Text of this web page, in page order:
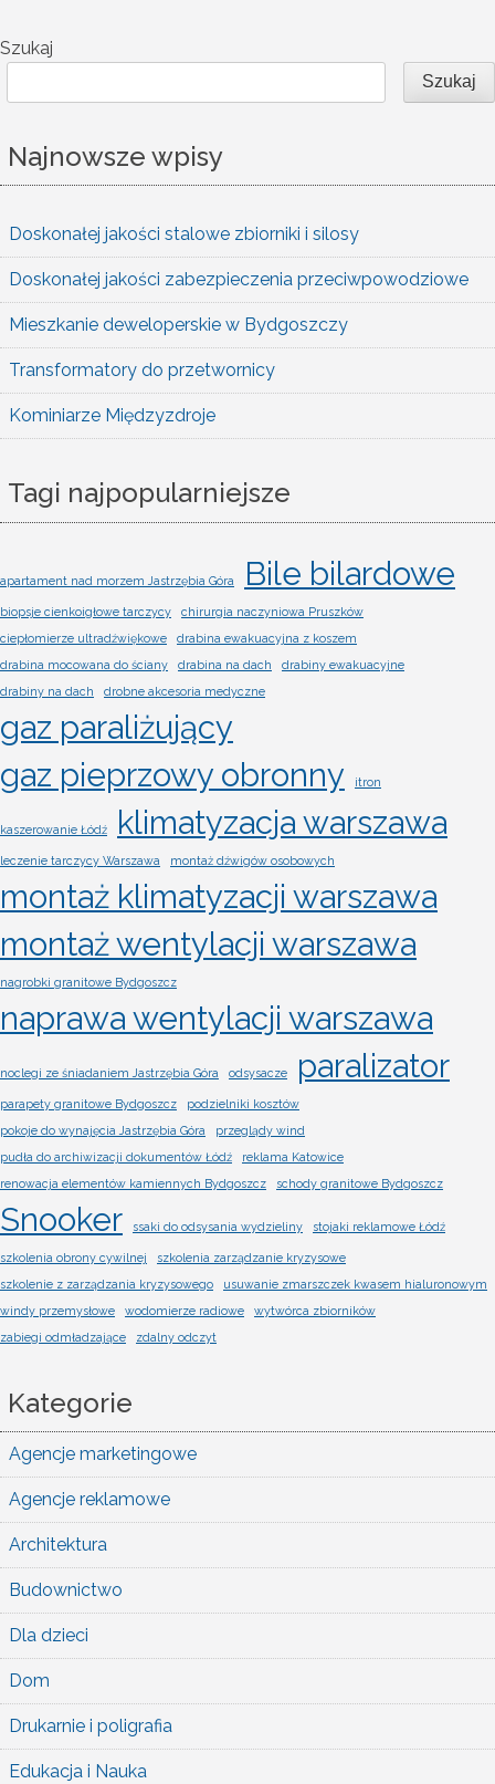
Szukaj
Szukaj
Najnowsze wpisy
Doskonałej jakości stalowe zbiorniki i silosy
Doskonałej jakości zabezpieczenia przeciwpowodziowe
Mieszkanie deweloperskie w Bydgoszczy
Transformatory do przetwornicy
Kominiarze Międzyzdroje
Tagi najpopularniejsze
apartament nad morzem Jastrzębia Góra Bile bilardowe
biopsje cienkoigłowe tarczycy
chirurgia naczyniowa Pruszków
ciepłomierze ultradźwiękowe
drabina ewakuacyjna z koszem
drabina mocowana do ściany
drabina na dach
drabiny ewakuacyjne
drabiny na dach
drobne akcesoria medyczne
gaz paraliżujący
gaz pieprzowy obronny
itron
kaszerowanie Łódź klimatyzacja warszawa
leczenie tarczycy Warszawa montaż dźwigów osobowych
montaż klimatyzacji warszawa
montaż wentylacji warszawa
nagrobki granitowe Bydgoszcz
naprawa wentylacji warszawa
noclegi ze śniadaniem Jastrzębia Góra odsysacze paralizator
parapety granitowe Bydgoszcz
podzielniki kosztów
pokoje do wynajęcia Jastrzębia Góra
przeglądy wind
pudła do archiwizacji dokumentów Łódź
reklama Katowice
renowacja elementów kamiennych Bydgoszcz
schody granitowe Bydgoszcz
Snooker ssaki do odsysania wydzieliny stojaki reklamowe Łódź
szkolenia obrony cywilnej
szkolenia zarządzanie kryzysowe
szkolenie z zarządzania kryzysowego
usuwanie zmarszczek kwasem hialuronowym
windy przemysłowe
wodomierze radiowe
wytwórca zbiorników
zabiegi odmładzające
zdalny odczyt
Kategorie
Agencje marketingowe
Agencje reklamowe
Architektura
Budownictwo
Dla dzieci
Dom
Drukarnie i poligrafia
Edukacja i Nauka